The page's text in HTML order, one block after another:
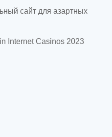
сайт для азартных
Internet Casinos 2023